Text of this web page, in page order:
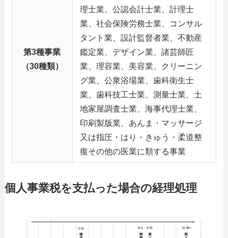
第3種事業
（30種類）
理士業、公認会計士業、計理士
業、社会保険労務士業、コンサル
タント業、設計監督者業、不動産
鑑定業、デザイン業、諸芸師匠
業、理容業、美容業、クリーニン
グ業、公衆浴場業、歯科衛生士
業、歯科技工士業、測量士業、土
地家屋調査士業、海事代理士業、
印刷製版業、あんま・マッサージ
又は指圧・はり・きゅう・柔道整
復その他の医業に類する事業
個人事業税を支払った場合の経理処理